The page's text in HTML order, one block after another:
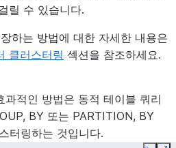
릴 수 있습니다.
하는 방법에 대한 자세한 내용은
클러스터링 섹션을 참조하세요.
적인 방법은 동적 테이블 쿼리
BY 또는 PARTITION, BY
터링하는 것입니다.